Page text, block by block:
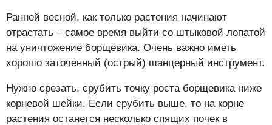
Ранней весной, как только растения начинают
отрастать – самое время выйти со штыковой лопатой
на уничтожение борщевика. Очень важно иметь
хорошо заточенный (острый) шанцерный инструмент.
Нужно срезать, срубить точку роста борщевика ниже
корневой шейки. Если срубить выше, то на корне
растения останется несколько спящих почек в